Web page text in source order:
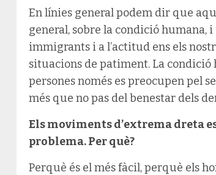
En línies general podem dir que
general, sobre la condició humana,
immigrants i a l’actitud ens els
situacions de patiment. La condició
persones només es preocupen pel
més que no pas del benestar dels
Els moviments d’extrema dreta
problema. Per què?
Perquè és el més fàcil, perquè els